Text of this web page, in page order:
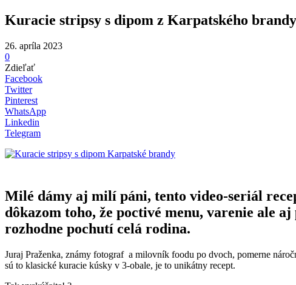
Kuracie stripsy s dipom z Karpatského
26. apríla 2023
0
Zdieľať
Facebook
Twitter
Pinterest
WhatsApp
Linkedin
Telegram
Milé dámy aj milí páni, tento video-seriál
dôkazom toho, že poctivé menu, varenie ale
rozhodne pochutí celá rodina.
Juraj Praženka, známy fotograf a milovník foodu po dvoch, pomerne
sú to klasické kuracie kúsky v 3-obale, je to unikátny recept.